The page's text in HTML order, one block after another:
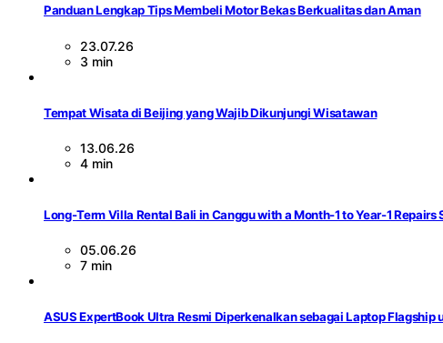
Panduan Lengkap Tips Membeli Motor Bekas Berkualitas dan Aman
23.07.26
3 min
Tempat Wisata di Beijing yang Wajib Dikunjungi Wisatawan
13.06.26
4 min
Long-Term Villa Rental Bali in Canggu with a Month-1 to Year-1 Repairs
05.06.26
7 min
ASUS ExpertBook Ultra Resmi Diperkenalkan sebagai Laptop Flagship